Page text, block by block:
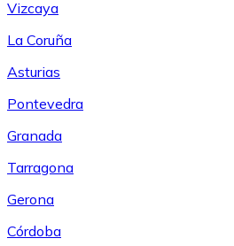
Vizcaya
La Coruña
Asturias
Pontevedra
Granada
Tarragona
Gerona
Córdoba